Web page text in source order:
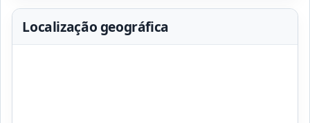
Localização geográfica